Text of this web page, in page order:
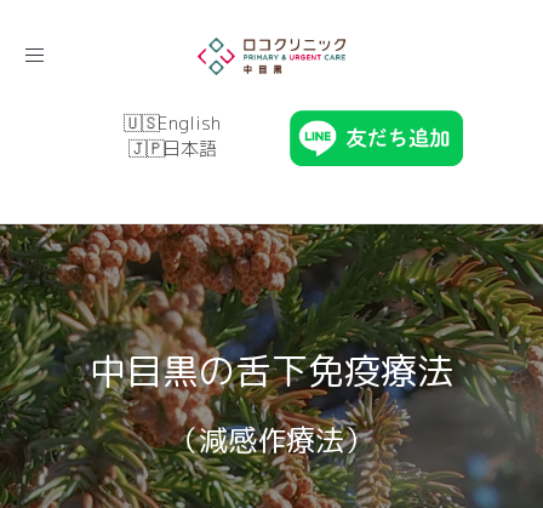
Toggle
English
日本語
中目黒の舌下免疫療法
（減感作療法）